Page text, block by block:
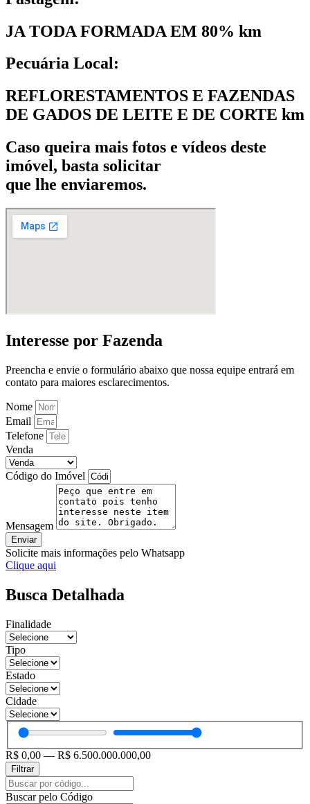
JA TODA FORMADA EM 80% km
Pecuária Local:
REFLORESTAMENTOS E FAZENDAS
DE GADOS DE LEITE E DE CORTE km
Caso queira mais fotos e vídeos deste
imóvel, basta solicitar
que lhe enviaremos.
Interesse por Fazenda
Preencha e envie o formulário abaixo que nossa equipe entrará em
contato para maiores esclarecimentos.
Nome
Email
Telefone
Venda
Código do Imóvel
Mensagem
Enviar
Solicite mais informações pelo Whatsapp
Clique aqui
Busca Detalhada
Finalidade
Tipo
Estado
Cidade
R$ 0,00 — R$ 6.500.000.000,00
Filtrar
Pesquisar
...
Buscar pelo Código